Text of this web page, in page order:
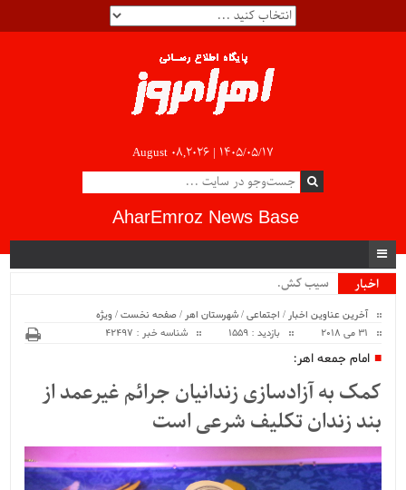
August 08,2026 | ۱۴۰۵/۰۵/۱۷
AharEmroz News Base
اخبار
سیب کشاورز.
آخرین عناوین اخبار / اجتماعی/شهرستان اهر /صفحه نخست/ ویژه
بازدید : 1559 شناسه خبر : 42497
امام جمعه اهر:
کمک به آزادسازی زندانیان جرائم غیرعمد از
بند زندان تکلیف شرعی است